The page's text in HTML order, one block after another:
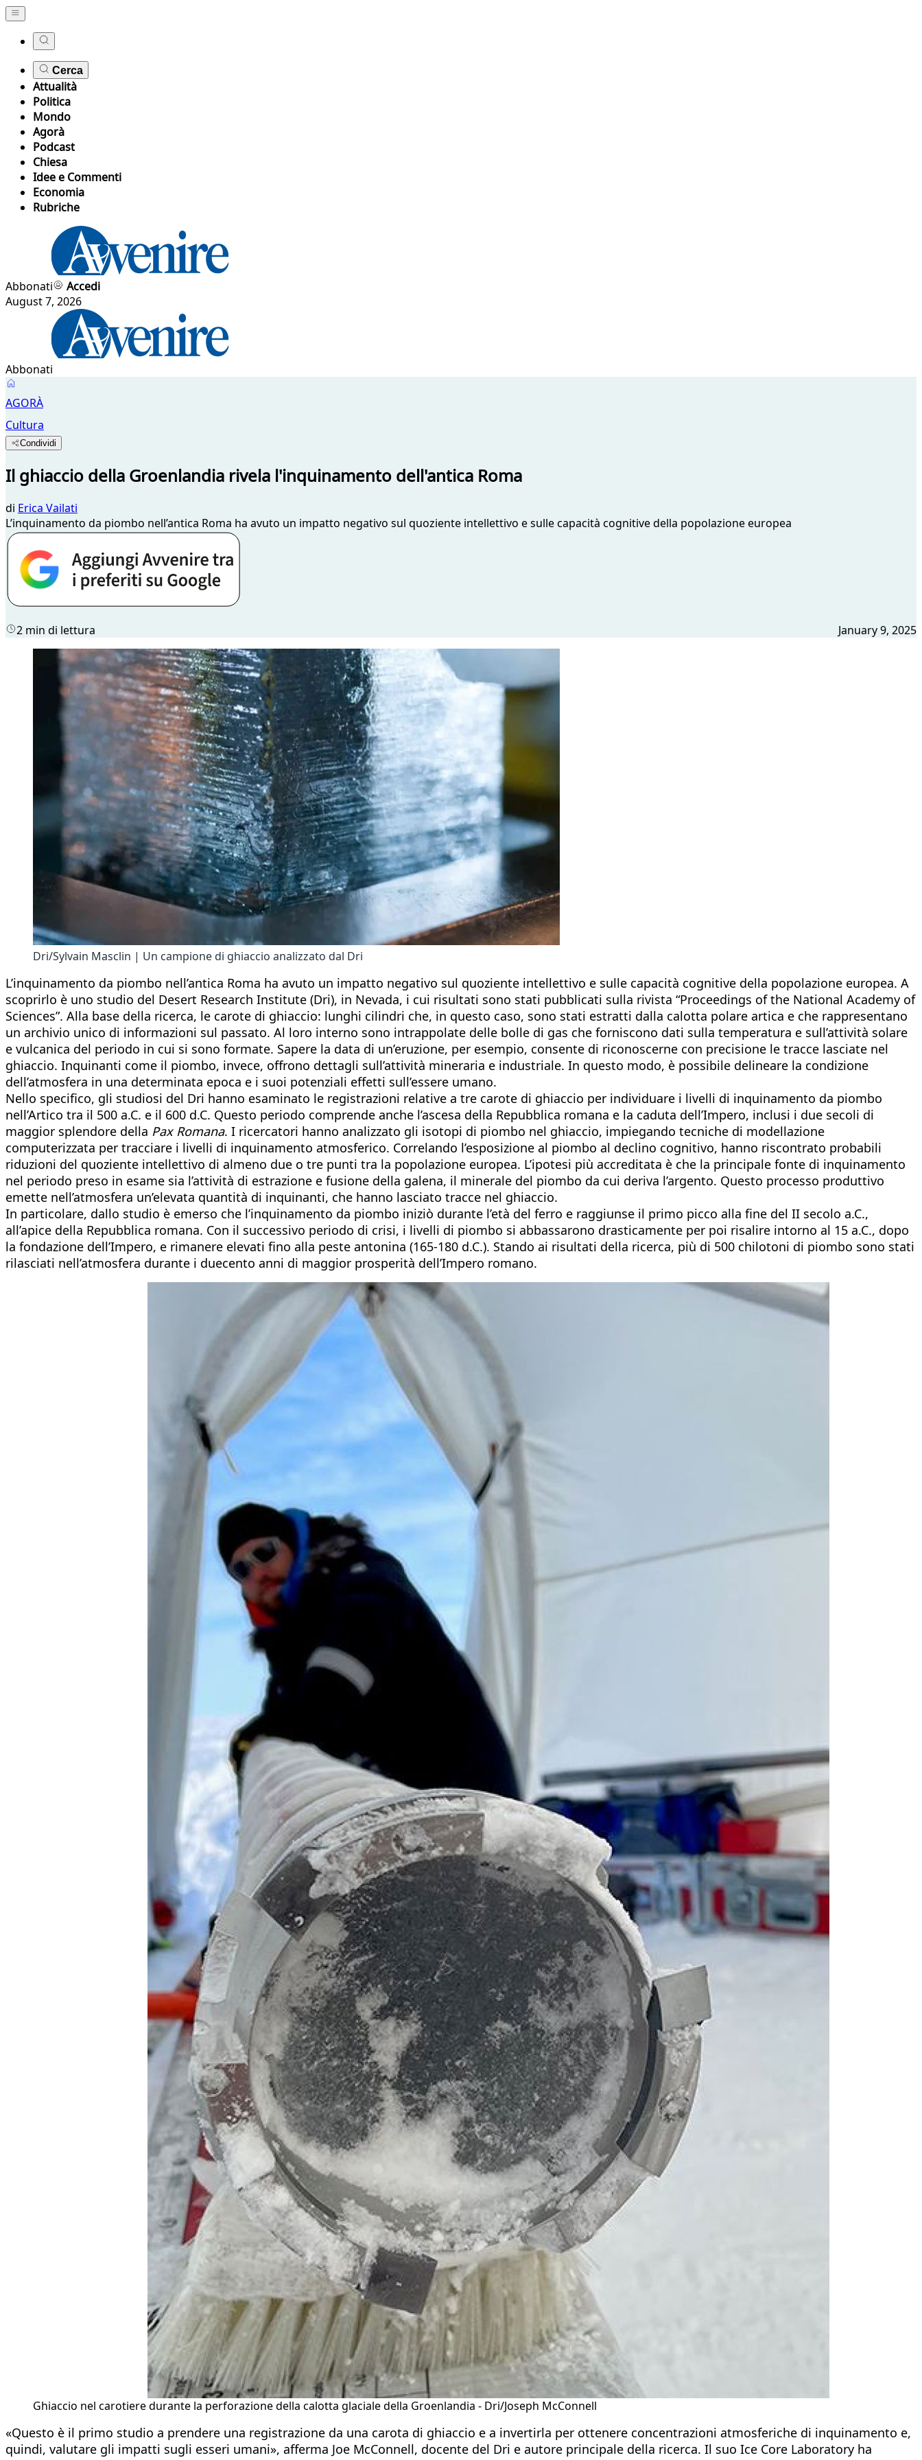
Cerca
Attualità
Politica
Mondo
Agorà
Podcast
Chiesa
Idee e Commenti
Economia
Rubriche
Abbonati
Accedi
August 7, 2026
Abbonati
AGORÀ
Cultura
Condividi
Il ghiaccio della Groenlandia rivela l'inquinamento dell'antica Roma
di Erica Vailati
L’inquinamento da piombo nell’antica Roma ha avuto un impatto negativo sul quoziente intellettivo e sulle capacità cognitive della popolazione europea
2 min di lettura January 9, 2025
Dri/Sylvain Masclin | Un campione di ghiaccio analizzato dal Dri
L’inquinamento da piombo nell’antica Roma ha avuto un impatto negativo sul quoziente intellettivo e sulle capacità cognitive della popolazione europea. A
scoprirlo è uno studio del Desert Research Institute (Dri), in Nevada, i cui risultati sono stati pubblicati sulla rivista “Proceedings of the National Academy of
Sciences”. Alla base della ricerca, le carote di ghiaccio: lunghi cilindri che, in questo caso, sono stati estratti dalla calotta polare artica e che rappresentano
un archivio unico di informazioni sul passato. Al loro interno sono intrappolate delle bolle di gas che forniscono dati sulla temperatura e sull’attività solare
e vulcanica del periodo in cui si sono formate. Sapere la data di un’eruzione, per esempio, consente di riconoscerne con precisione le tracce lasciate nel
ghiaccio. Inquinanti come il piombo, invece, offrono dettagli sull’attività mineraria e industriale. In questo modo, è possibile delineare la condizione
dell’atmosfera in una determinata epoca e i suoi potenziali effetti sull’essere umano.
Nello specifico, gli studiosi del Dri hanno esaminato le registrazioni relative a tre carote di ghiaccio per individuare i livelli di inquinamento da piombo
nell’Artico tra il 500 a.C. e il 600 d.C. Questo periodo comprende anche l’ascesa della Repubblica romana e la caduta dell’Impero, inclusi i due secoli di
maggior splendore della Pax Romana. I ricercatori hanno analizzato gli isotopi di piombo nel ghiaccio, impiegando tecniche di modellazione
computerizzata per tracciare i livelli di inquinamento atmosferico. Correlando l’esposizione al piombo al declino cognitivo, hanno riscontrato probabili
riduzioni del quoziente intellettivo di almeno due o tre punti tra la popolazione europea. L’ipotesi più accreditata è che la principale fonte di inquinamento
nel periodo preso in esame sia l’attività di estrazione e fusione della galena, il minerale del piombo da cui deriva l’argento. Questo processo produttivo
emette nell’atmosfera un’elevata quantità di inquinanti, che hanno lasciato tracce nel ghiaccio.
In particolare, dallo studio è emerso che l’inquinamento da piombo iniziò durante l’età del ferro e raggiunse il primo picco alla fine del II secolo a.C.,
all’apice della Repubblica romana. Con il successivo periodo di crisi, i livelli di piombo si abbassarono drasticamente per poi risalire intorno al 15 a.C., dopo
la fondazione dell’Impero, e rimanere elevati fino alla peste antonina (165-180 d.C.). Stando ai risultati della ricerca, più di 500 chilotoni di piombo sono stati
rilasciati nell’atmosfera durante i duecento anni di maggior prosperità dell’Impero romano.
Ghiaccio nel carotiere durante la perforazione della calotta glaciale della Groenlandia - Dri/Joseph McConnell
«Questo è il primo studio a prendere una registrazione da una carota di ghiaccio e a invertirla per ottenere concentrazioni atmosferiche di inquinamento e,
quindi, valutare gli impatti sugli esseri umani», afferma Joe McConnell, docente del Dri e autore principale della ricerca. Il suo Ice Core Laboratory ha